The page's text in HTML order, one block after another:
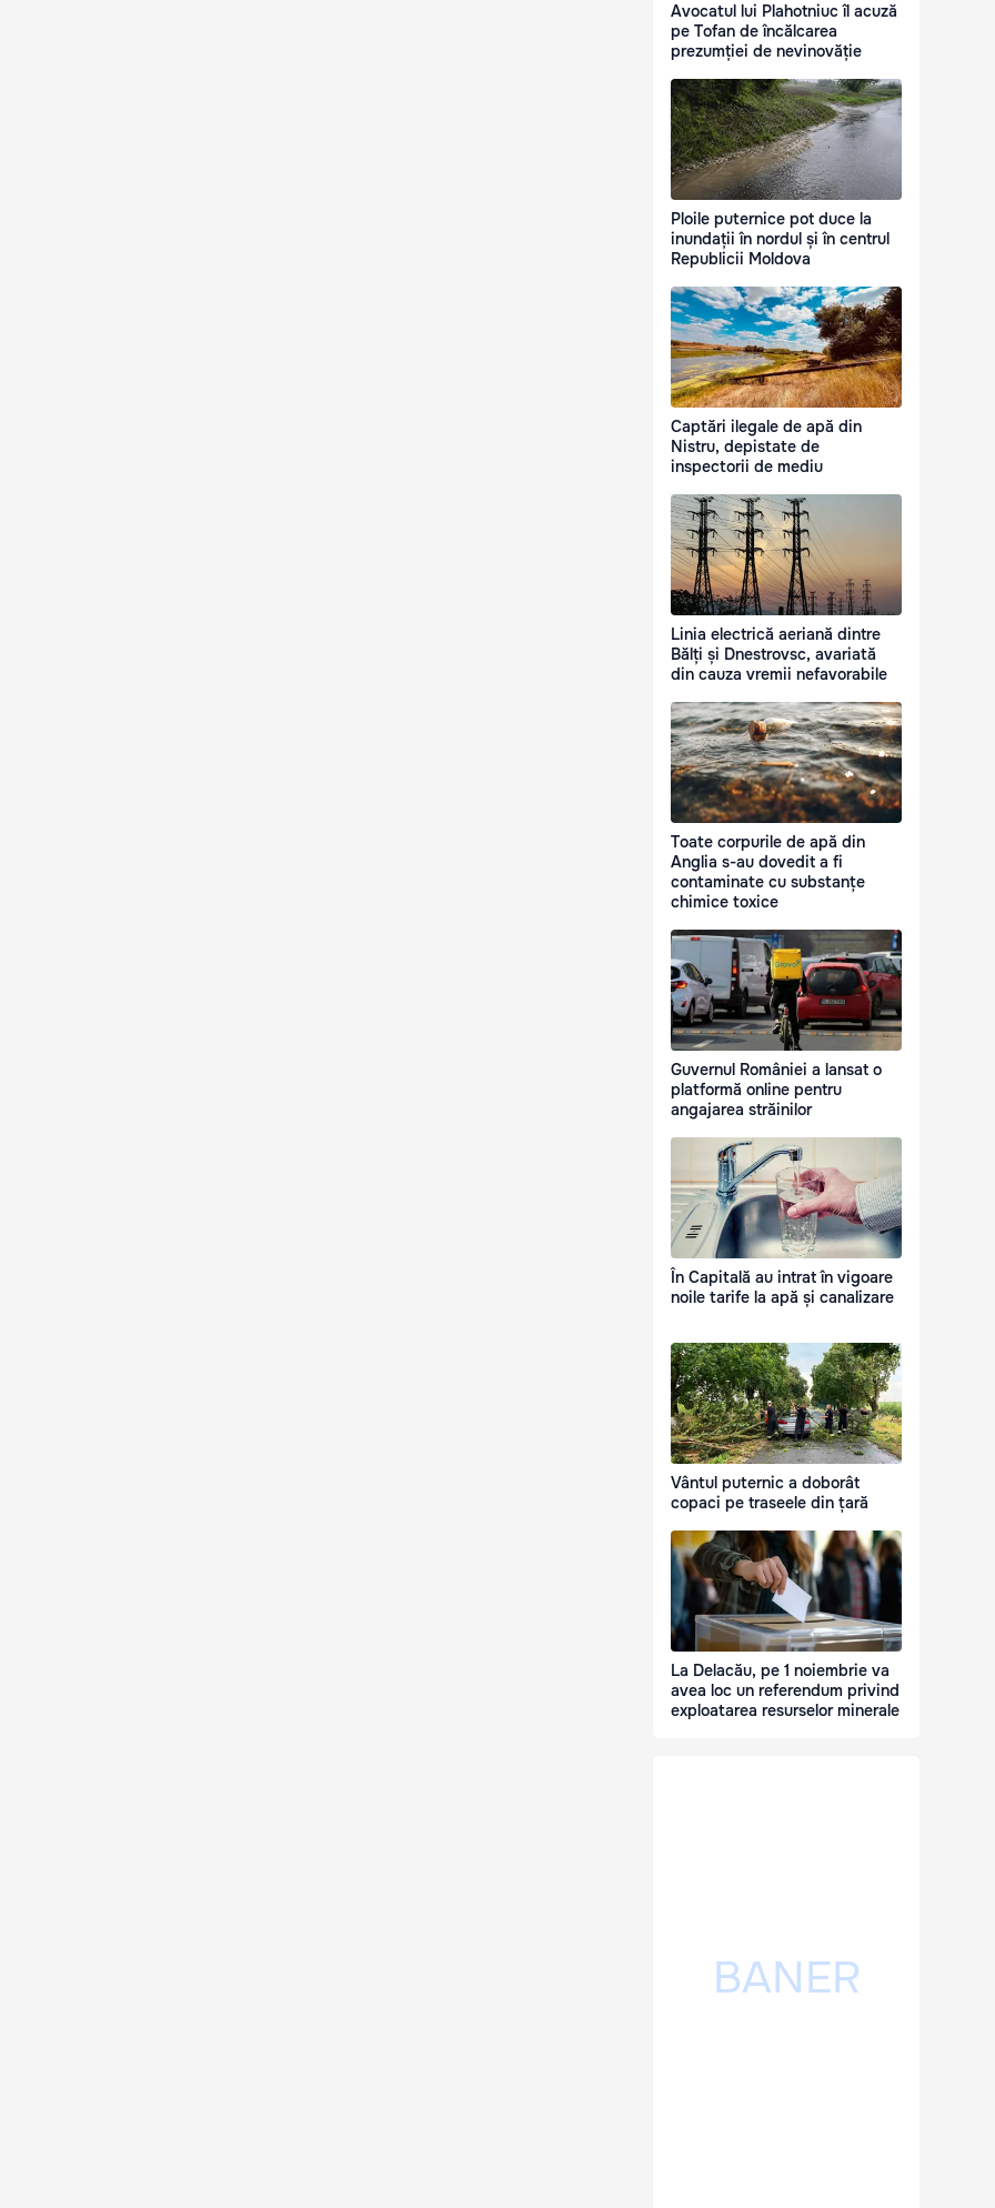
Avocatul lui Plahotniuc îl acuză
pe Tofan de încălcarea
prezumției de nevinovăție
Ploile puternice pot duce la
inundații în nordul și în centrul
Republicii Moldova
Captări ilegale de apă din
Nistru, depistate de
inspectorii de mediu
Linia electrică aeriană dintre
Bălți și Dnestrovsc, avariată
din cauza vremii nefavorabile
Toate corpurile de apă din
Anglia s-au dovedit a fi
contaminate cu substanțe
chimice toxice
Guvernul României a lansat o
platformă online pentru
angajarea străinilor
În Capitală au intrat în vigoare
noile tarife la apă și canalizare
Vântul puternic a doborât
copaci pe traseele din țară
La Delacău, pe 1 noiembrie va
avea loc un referendum privind
exploatarea resurselor minerale